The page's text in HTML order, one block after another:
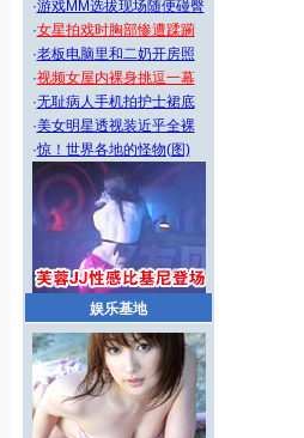
·游戏MM选拔现场随便碰臀
·女星拍戏时胸部惨遭蹂躏
·老板电脑里和二奶开房照
·视频女屋内裸身挑逗一幕
·无耻病人手机拍护士裙底
·美女明星透视装近乎全裸
·惊！世界各地的怪物(图)
娱乐基地